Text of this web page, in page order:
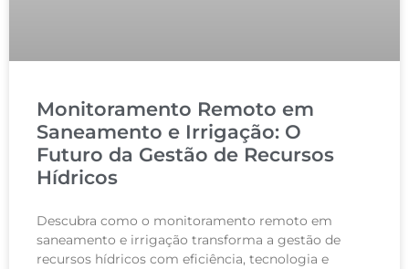
Monitoramento Remoto em
Saneamento e Irrigação: O
Futuro da Gestão de Recursos
Hídricos
Descubra como o monitoramento remoto em
saneamento e irrigação transforma a gestão de
recursos hídricos com eficiência, tecnologia e